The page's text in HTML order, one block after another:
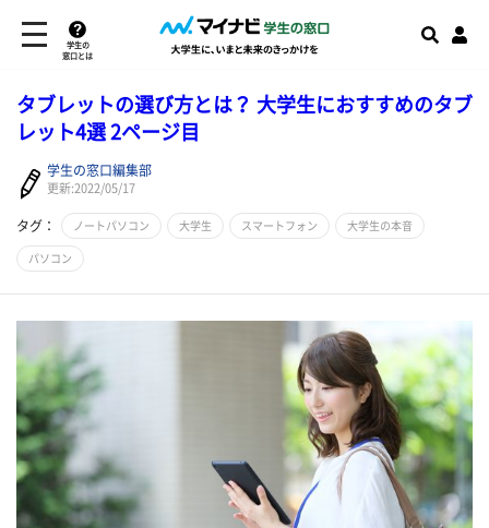
学生の
窓口とは
タブレットの選び方とは？ 大学生におすすめのタブ
レット4選 2ページ目
学生の窓口編集部
更新:2022/05/17
タグ： ノートパソコン 大学生 スマートフォン 大学生の本音
パソコン